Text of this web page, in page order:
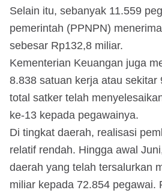
Selain itu, sebanyak 11.559
pemerintah (PPNPN)
sebesar Rp132,8 miliar.
Kementerian Keuangan juga
8.838 satuan kerja atau sekitar
total satker telah
ke-13 kepada pegawainya.
Di tingkat daerah, realisasi
relatif rendah. Hingga awal
daerah yang telah tersalurkan
miliar kepada 72.854 pegawai.